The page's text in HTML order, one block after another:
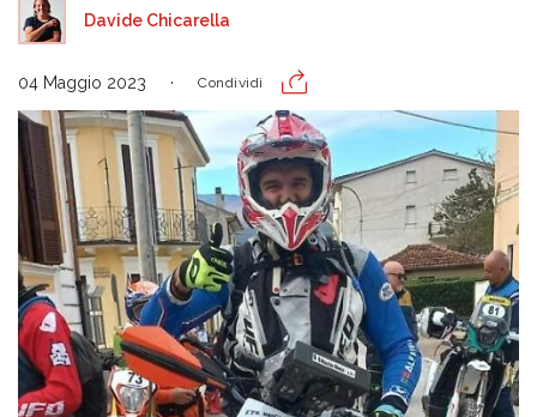
Davide Chicarella
04 Maggio 2023 Condividi